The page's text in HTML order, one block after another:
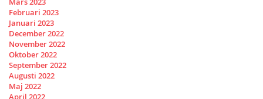
Februari 2023
Januari 2023
December 2022
November 2022
Oktober 2022
September 2022
Augusti 2022
Maj 2022
April 2022